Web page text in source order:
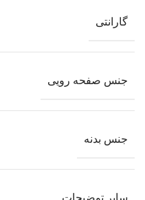
گارانتی
جنس صفحه رویی
جنس بدنه
سایر توضیحات